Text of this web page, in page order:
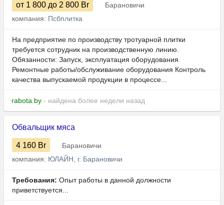
от 1 800 до 2 800 Br
Барановичи
компания: Псбплитка
На предприятие по производству тротуарной плитки
требуется сотрудник на производственную линию.
Обязанности: Запуск, эксплуатация оборудования
Ремонтные работы/обслуживание оборудования Контроль
качества выпускаемой продукции в процессе...
rabota.by - найдена более недели назад
Обвальщик мяса
4 160 Br
Барановичи
компания: ЮЛАЙН, г. Барановичи
Требования: Опыт работы в данной должности
приветствуется...